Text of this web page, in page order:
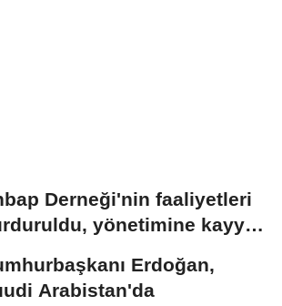
Derneği'nin faaliyetleri
yönetimine kayyım
Erdoğan,
Arabistan'da